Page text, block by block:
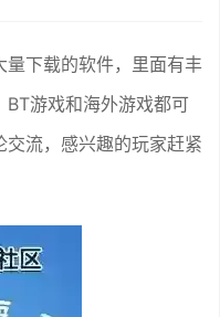
量下载的软件，里面有丰
BT游戏和海外游戏都可
流，感兴趣的玩家赶紧